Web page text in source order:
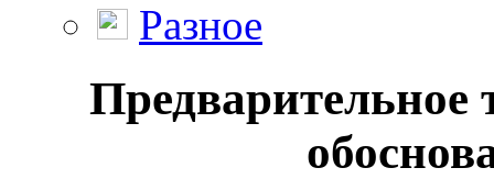
Разное
Предварительное